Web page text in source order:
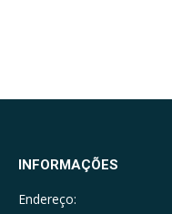
INFORMAÇÕES
Endereço: